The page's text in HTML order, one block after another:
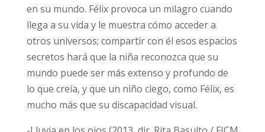
en su mundo. Félix provoca un milagro cuando
llega a su vida y le muestra cómo acceder a
otros universos; compartir con él esos espacios
secretos hará que la niña reconozca que su
mundo puede ser más extenso y profundo de
lo que creía, y que un niño ciego, como Félix, es
mucho más que su discapacidad visual.